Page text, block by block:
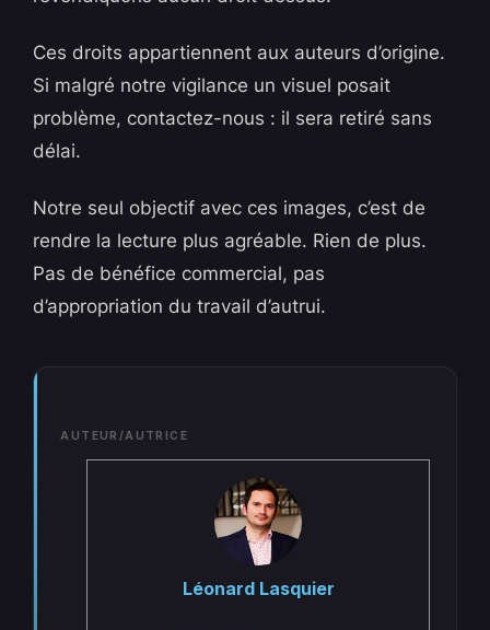
Ces droits appartiennent aux auteurs d’origine.
Si malgré notre vigilance un visuel posait
problème, contactez-nous : il sera retiré sans
délai.
Notre seul objectif avec ces images, c’est de
rendre la lecture plus agréable. Rien de plus.
Pas de bénéfice commercial, pas
d’appropriation du travail d’autrui.
AUTEUR/AUTRICE
Léonard Lasquier